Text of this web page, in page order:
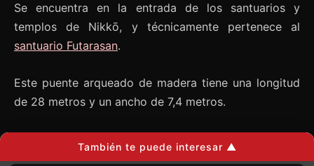
Se encuentra en la entrada de los santuarios y
templos de Nikkō, y técnicamente pertenece al
santuario Futarasan.
Este puente arqueado de madera tiene una longitud
de 28 metros y un ancho de 7,4 metros.
tradicional de los puentes sagrados en Japón.
También te puede interesar ▲